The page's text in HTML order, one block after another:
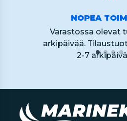
NOPEA
Varastossa olevat
arkipäivää.
2-7